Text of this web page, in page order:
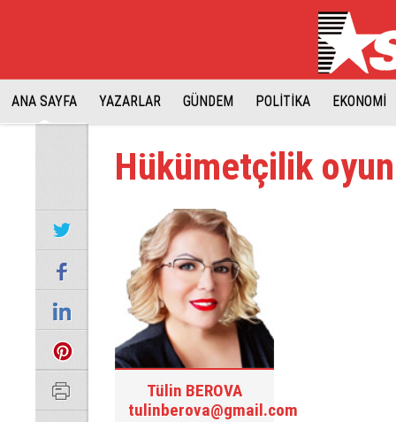
ANA SAYFA YAZARLAR GÜNDEM POLİTİKA EKONOMİ
Hükümetçilik
Tülin BEROVA
tulinberova@gmail.com